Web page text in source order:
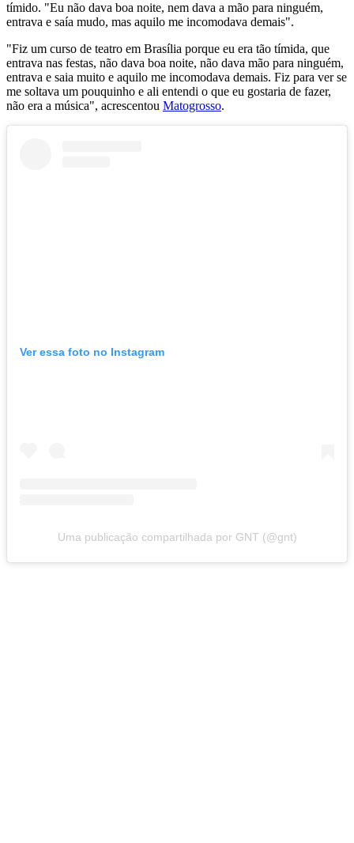
tímido. "Eu não dava boa noite, nem dava a mão para ninguém,
entrava e saía mudo, mas aquilo me incomodava demais".
"Fiz um curso de teatro em Brasília porque eu era tão tímida, que
entrava nas festas, não dava boa noite, não dava mão para ninguém,
entrava e saia muito e aquilo me incomodava demais. Fiz para ver se
me soltava um pouquinho e ali entendi o que eu gostaria de fazer,
não era a música", acrescentou Matogrosso.
Ver essa foto no Instagram
Uma publicação compartilhada por GNT (@gnt)